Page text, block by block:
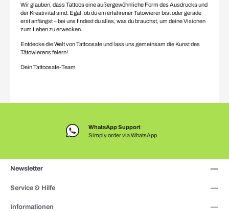
Wir glauben, dass Tattoos eine außergewöhnliche Form des Ausdrucks und
der Kreativität sind. Egal, ob du ein erfahrener Tätowierer bist oder gerade
erst anfängst – bei uns findest du alles, was du brauchst, um deine Visionen
zum Leben zu erwecken.
Entdecke die Welt von Tattoosafe und lass uns gemeinsam die Kunst des
Tätowierens feiern!
Dein Tattoosafe-Team
WhatsApp Support
Simply order via WhatsApp
Newsletter
Service & Hilfe
Informationen